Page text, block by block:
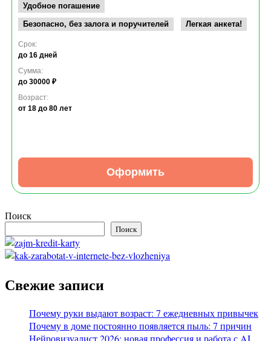
Удобное погашение
Безопасно, без залога и поручителей
Легкая анкета!
Срок:
до 16 дней
Сумма:
до 30000 ₽
Возраст:
от 18 до 80 лет
Оформить
Поиск
Поиск
Свежие записи
Почему руки выдают возраст: 7 ежедневных привычек
Почему в доме постоянно появляется пыль: 7 причин